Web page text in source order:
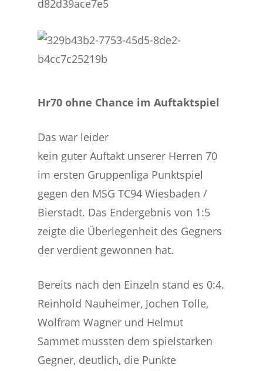
Hr70 ohne Chance im Auftaktspiel
Das war leider
kein guter Auftakt unserer Herren 70
im ersten Gruppenliga Punktspiel
gegen den MSG TC94 Wiesbaden /
Bierstadt. Das Endergebnis von 1:5
zeigte die Überlegenheit des Gegners
der verdient gewonnen hat.
Bereits nach den Einzeln stand es 0:4.
Reinhold Nauheimer, Jochen Tolle,
Wolfram Wagner und Helmut
Sammet mussten dem spielstarken
Gegner, deutlich, die Punkte